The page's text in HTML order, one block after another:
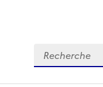
Recherche